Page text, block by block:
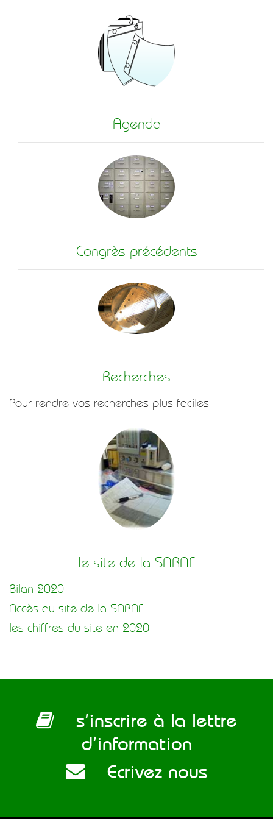
Agenda
Congrès précédents
Recherches
Pour rendre vos recherches plus faciles
le site de la SARAF
Bilan 2020
Accès au site de la SARAF
les chiffres du site en 2020
s’inscrire à la lettre
d’information
Ecrivez nous